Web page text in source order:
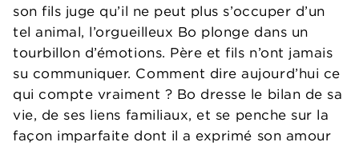
son fils juge qu’il ne peut plus s’occuper d’un
tel animal, l’orgueilleux Bo plonge dans un
tourbillon d’émotions. Père et fils n’ont jamais
su communiquer. Comment dire aujourd’hui ce
qui compte vraiment ? Bo dresse le bilan de sa
vie, de ses liens familiaux, et se penche sur la
façon imparfaite dont il a exprimé son amour